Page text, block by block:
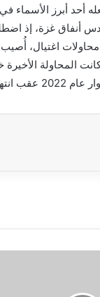
أحد أبرز الأسماء
أنفاق غزة، إذ
المحاولة الأخيرة
المسلح لحركة حماس.